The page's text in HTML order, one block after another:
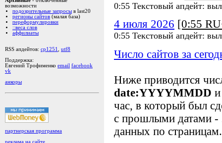
возможности
подозрительные запросы в last20
регионы сайтов (малая база)
переформулировки
::веса слов
аффилиаты
RSS апдейтов: cp1251
utf8
Поддержка:
Евгений Трофименко email facebook
vk
анкоры
партнерская программа
реклама на сайте
0:55 Текстовый апдейт:
4 июля 2026 [0:55
0:55 Текстовый апдейт:
Число сайтов за
Ниже приводится
date:YYYYMMDD
час, в который был
с прошлыми датами -
данных по страницам.